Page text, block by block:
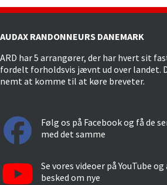
AUDAX RANDONNEURS DANEMARK
ARD har 5 arrangører, der har hvert sit
fordelt forholdsvis jævnt ud over landet.
nemt at komme til at køre breveter.
Følg os på Facebook og få de
med det samme
Se vores videoer på YouTube
besked om nye